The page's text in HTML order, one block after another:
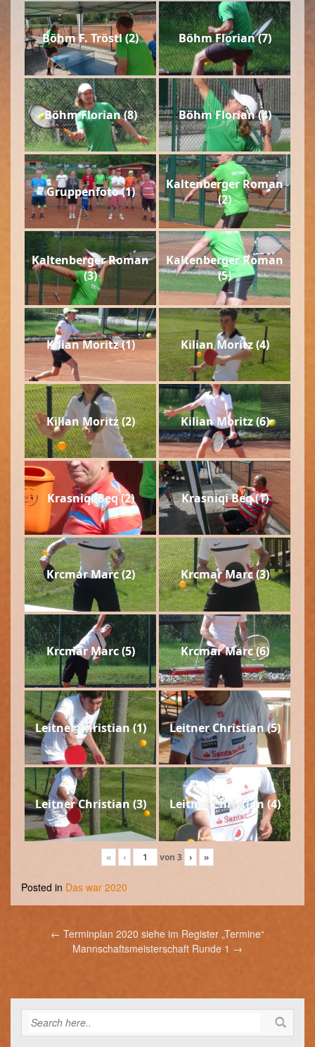
Böhm F. Tröstl (2) Böhm Florian (7)
Böhm Florian (8) Böhm Florian (4)
Gruppenfoto (1)
Kaltenberger Roman
(2)
Kaltenberger Roman
(3)
Kaltenberger Roman
(5)
Kilian Moritz (1) Kilian Moritz (4)
Kilian Moritz (2) Kilian Moritz (6)
Krasniqi Beq (2) Krasniqi Beq (1)
Krcmar Marc (2) Krcmar Marc (3)
Krcmar Marc (5) Krcmar Marc (6)
Leitner Christian (1) Leitner Christian (5)
Leitner Christian (3) Leitner Christian (4)
« ‹ von 3 › »
Posted in Das war 2020
← Terminplan 2020 siehe im Register „Termine“
Mannschaftsmeisterschaft Runde 1 →